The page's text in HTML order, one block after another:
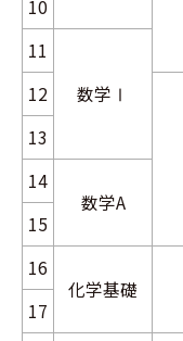
10
11
数学Ⅰ
12
13
14
数学A
15
16
化学基礎
17